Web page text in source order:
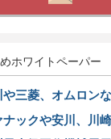
ホワイトペーパー
や三菱、オムロン
ナックや安川、川